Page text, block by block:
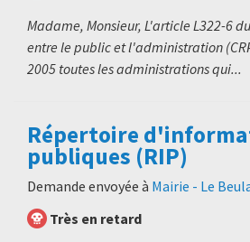
Madame, Monsieur, L'article L322-6
entre le public et l'administration
2005 toutes les administrations qui...
Répertoire
publiques (RIP)
Demande envoyée à Mairie - Le
Très en retard